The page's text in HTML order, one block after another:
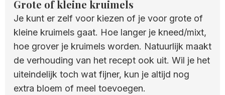
Grote of kleine kruimels
Je kunt er zelf voor kiezen of je voor grote of
kleine kruimels gaat. Hoe langer je kneed/mixt,
hoe grover je kruimels worden. Natuurlijk maakt
de verhouding van het recept ook uit. Wil je het
uiteindelijk toch wat fijner, kun je altijd nog
extra bloem of meel toevoegen.